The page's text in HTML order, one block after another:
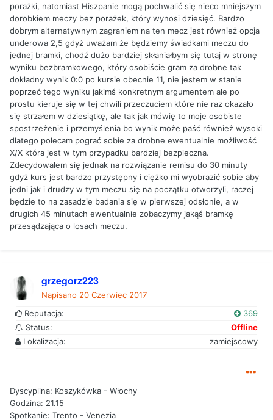
porażki, natomiast Hiszpanie mogą pochwalić się nieco mniejszym
dorobkiem meczy bez porażek, który wynosi dziesięć. Bardzo
dobrym alternatywnym zagraniem na ten mecz jest również opcja
underowa 2,5 gdyż uważam że będziemy świadkami meczu do
jednej bramki, chodź dużo bardziej skłaniałbym się tutaj w stronę
wyniku bezbramkowego, który osobiście gram za drobne tak
dokładny wynik 0:0 po kursie obecnie 11, nie jestem w stanie
poprzeć tego wyniku jakimś konkretnym argumentem ale po
prostu kieruje się w tej chwili przeczuciem które nie raz okazało
się strzałem w dziesiątkę, ale tak jak mówię to moje osobiste
spostrzeżenie i przemyślenia bo wynik może paść również wysoki
dlatego polecam pograć sobie za drobne ewentualnie możliwość
X/X która jest w tym przypadku bardziej bezpieczna.
Zdecydowałem się jednak na rozwiązanie remisu do 30 minuty
gdyż kurs jest bardzo przystępny i ciężko mi wyobrazić sobie aby
jedni jak i drudzy w tym meczu się na początku otworzyli, raczej
będzie to na zasadzie badania się w pierwszej odsłonie, a w
drugich 45 minutach ewentualnie zobaczymy jakąś bramkę
przesądzająca o losach meczu.
grzegorz223
Napisano 20 Czerwiec 2017
Reputacja:
369
Status:
Offline
Lokalizacja:
zamiejscowy
Dyscyplina: Koszykówka - Włochy
Godzina: 21.15
Spotkanie: Trento - Venezia